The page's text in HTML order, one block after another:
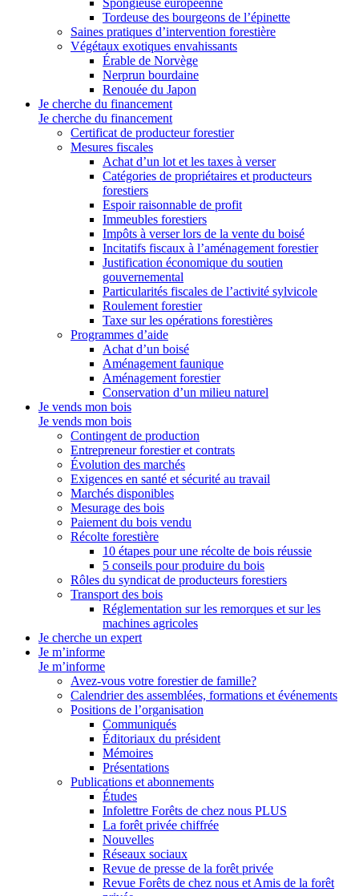
Spongieuse européenne
Tordeuse des bourgeons de l’épinette
Saines pratiques d’intervention forestière
Végétaux exotiques envahissants
Érable de Norvège
Nerprun bourdaine
Renouée du Japon
Je cherche du financement
Je cherche du financement
Certificat de producteur forestier
Mesures fiscales
Achat d’un lot et les taxes à verser
Catégories de propriétaires et producteurs
forestiers
Espoir raisonnable de profit
Immeubles forestiers
Impôts à verser lors de la vente du boisé
Incitatifs fiscaux à l’aménagement forestier
Justification économique du soutien
gouvernemental
Particularités fiscales de l’activité sylvicole
Roulement forestier
Taxe sur les opérations forestières
Programmes d’aide
Achat d’un boisé
Aménagement faunique
Aménagement forestier
Conservation d’un milieu naturel
Je vends mon bois
Je vends mon bois
Contingent de production
Entrepreneur forestier et contrats
Évolution des marchés
Exigences en santé et sécurité au travail
Marchés disponibles
Mesurage des bois
Paiement du bois vendu
Récolte forestière
10 étapes pour une récolte de bois réussie
5 conseils pour produire du bois
Rôles du syndicat de producteurs forestiers
Transport des bois
Réglementation sur les remorques et sur les
machines agricoles
Je cherche un expert
Je m’informe
Je m’informe
Avez-vous votre forestier de famille?
Calendrier des assemblées, formations et événements
Positions de l’organisation
Communiqués
Éditoriaux du président
Mémoires
Présentations
Publications et abonnements
Études
Infolettre Forêts de chez nous PLUS
La forêt privée chiffrée
Nouvelles
Réseaux sociaux
Revue de presse de la forêt privée
Revue Forêts de chez nous et Amis de la forêt